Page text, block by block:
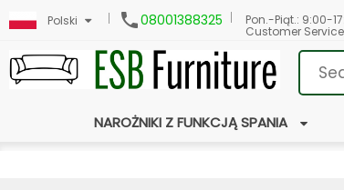
Polski 08001388325 Pon.-Piąt.: 9:00-
Customer Service
NAROŻNIKI Z FUNKCJĄ SPANIA